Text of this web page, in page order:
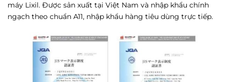
máy Lixil. Được sản xuất tại Việt Nam và nhập khẩu chính
ngạch theo chuẩn A11, nhập khẩu hàng tiêu dùng trực tiếp.